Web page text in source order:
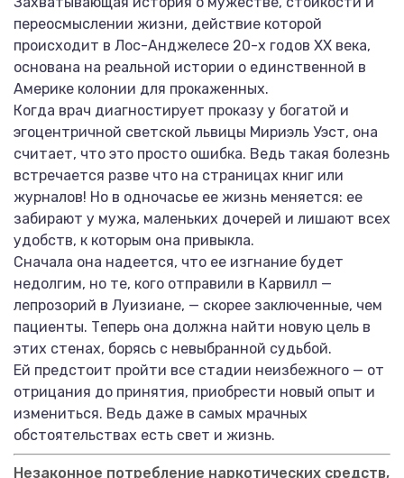
переосмыслении жизни, действие которой
происходит в Лос-Анджелесе 20-х годов XX века,
основана на реальной истории о единственной в
Америке колонии для прокаженных.
Когда врач диагностирует проказу у богатой и
эгоцентричной светской львицы Мириэль Уэст, она
считает, что это просто ошибка. Ведь такая болезнь
встречается разве что на страницах книг или
журналов! Но в одночасье ее жизнь меняется: ее
забирают у мужа, маленьких дочерей и лишают всех
удобств, к которым она привыкла.
Сначала она надеется, что ее изгнание будет
недолгим, но те, кого отправили в Карвилл —
лепрозорий в Луизиане, — скорее заключенные, чем
пациенты. Теперь она должна найти новую цель в
этих стенах, борясь с невыбранной судьбой.
Ей предстоит пройти все стадии неизбежного — от
отрицания до принятия, приобрести новый опыт и
измениться. Ведь даже в самых мрачных
обстоятельствах есть свет и жизнь.
Незаконное потребление наркотических средств,